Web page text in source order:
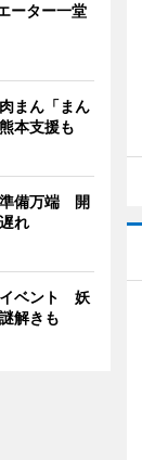
ーター一堂
まん「まん
本支援も
準備万端 開
れ
イベント 妖
解きも